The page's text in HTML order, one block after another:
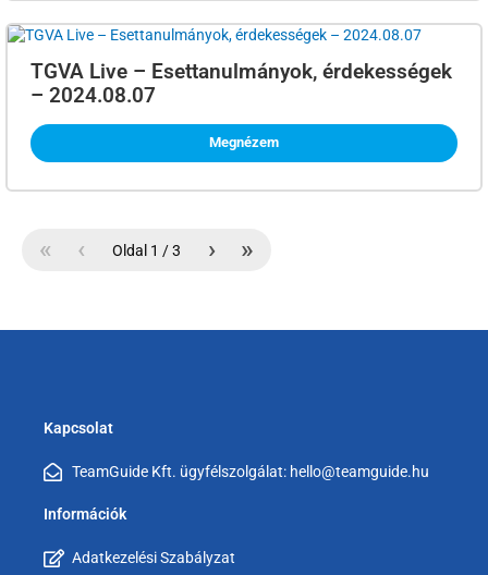
TGVA Live – Esettanulmányok, érdekességek
– 2024.08.07
Megnézem
« ‹ › »
Oldal 1 /3
Kapcsolat
TeamGuide Kft. ügyfélszolgálat: hello@teamguide.hu
Információk
Adatkezelési Szabályzat